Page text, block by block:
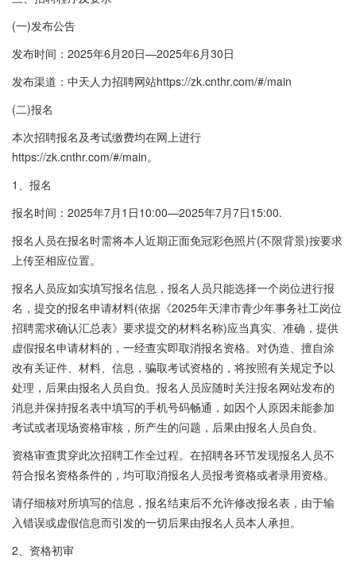
(一)发布公告
发布时间：2025年6月20日—2025年6月30日
发布渠道：中天人力招聘网站https://zk.cnthr.com/#/main
(二)报名
本次招聘报名及考试缴费均在网上进行
https://zk.cnthr.com/#/main。
1、报名
报名时间：2025年7月1日10:00—2025年7月7日15:00.
报名人员在报名时需将本人近期正面免冠彩色照片(不限背景)按要求
上传至相应位置。
报名人员应如实填写报名信息，报名人员只能选择一个岗位进行报
名，提交的报名申请材料(依据《2025年天津市青少年事务社工岗位
招聘需求确认汇总表》要求提交的材料名称)应当真实、准确，提供
虚假报名申请材料的，一经查实即取消报名资格。对伪造、擅自涂
改有关证件、材料、信息，骗取考试资格的，将按照有关规定予以
处理，后果由报名人员自负。报名人员应随时关注报名网站发布的
消息并保持报名表中填写的手机号码畅通，如因个人原因未能参加
考试或者现场资格审核，所产生的问题，后果由报名人员自负。
资格审查贯穿此次招聘工作全过程。在招聘各环节发现报名人员不
符合报名资格条件的，均可取消报名人员报考资格或者录用资格。
请仔细核对所填写的信息，报名结束后不允许修改报名表，由于输
入错误或虚假信息而引发的一切后果由报名人员本人承担。
2、资格初审